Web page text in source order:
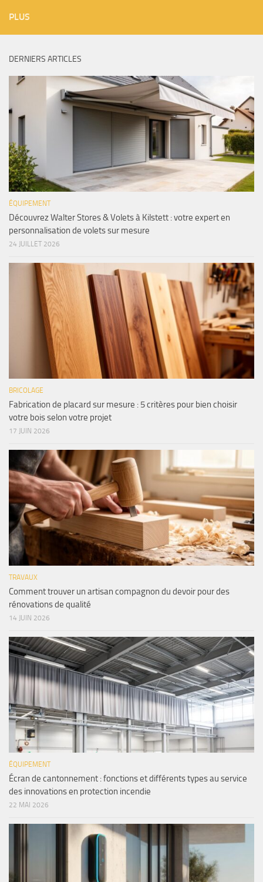
PLUS
DERNIERS ARTICLES
ÉQUIPEMENT
Découvrez Walter Stores & Volets à Kilstett : votre expert en
personnalisation de volets sur mesure
24 JUILLET 2026
BRICOLAGE
Fabrication de placard sur mesure : 5 critères pour bien choisir
votre bois selon votre projet
17 JUIN 2026
TRAVAUX
Comment trouver un artisan compagnon du devoir pour des
rénovations de qualité
14 JUIN 2026
ÉQUIPEMENT
Écran de cantonnement : fonctions et différents types au service
des innovations en protection incendie
22 MAI 2026